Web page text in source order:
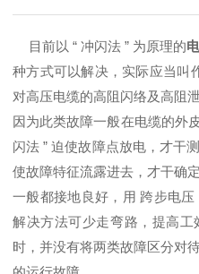
目前以 “ 冲闪法 ” 为原理的
种方式可以解决，实际应当叫
对高压电缆的高阻闪络及高阻
因为此类故障一般在电缆的外
闪法 ” 迫使故障点放电，才干
使故障特征流露进去，才干确
一般都接地良好，用 跨步电
解决方法可少走弯路，提高
时，并没有将两类故障区分对